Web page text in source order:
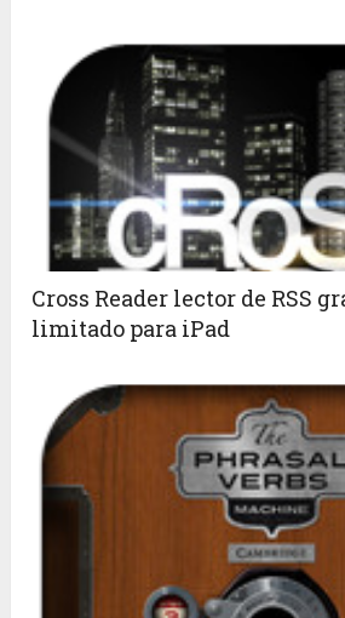
Cross Reader lector de RSS
limitado para iPad